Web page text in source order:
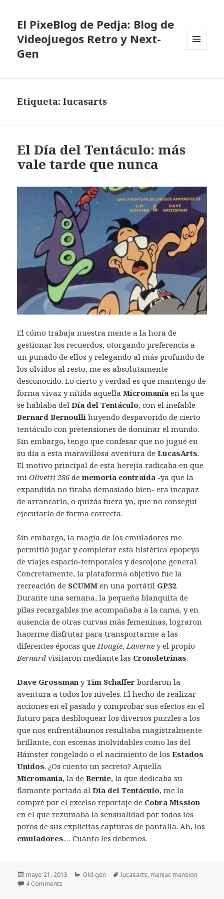
El PixeBlog de Pedja: Blog de
Videojuegos Retro y Next-
Gen
Etiqueta:lucasarts
El Día del Tentáculo: más
vale tarde que nunca
El cómo trabaja nuestra mente a la hora de
gestionar los recuerdos, otorgando preferencia a
un puñado de ellos y relegando al más profundo de
los olvidos al resto, me es absolutamente
desconocido. Lo cierto y verdad es que mantengo de
forma vivaz y nítida aquellaMicromaníaen la que
se hablaba delDía del Tentáculo, con el inefable
Bernard Bernoulli huyendo despavorido de cierto
tentáculo con pretensiones de dominar el mundo.
Sin embargo, tengo que confesar que no jugué en
su día a esta maravillosa aventura deLucasArts.
El motivo principal de esta herejía radicaba en que
miOlivetti 286dememoria contraída -ya que la
expandida no tiraba demasiado bien- era incapaz
de arrancarlo, o quizás fuera yo, que no conseguí
ejecutarlo de forma correcta.
Sin embargo, la magia de los emuladores me
permitió jugar y completar esta histérica epopeya
de viajes espacio-temporales y descojone general.
Concretamente, la plataforma objetivo fue la
recreación de SCUMMen una portátil GP32.
Durante una semana, la pequeña blanquita de
pilas recargables me acompañaba a la cama, y en
ausencia de otras curvas más femeninas, lograron
hacerme disfrutar para transportarme a las
diferentes épocas queHoagie,Laverney el propio
Bernardvisitaron mediante las Cronoletrinas.
Dave Grossman yTim Schaffer bordaron la
aventura a todos los niveles. El hecho de realizar
acciones en el pasado y comprobar sus efectos en el
futuro para desbloquear los diversos puzzles a los
que nos enfrentábamos resultaba magistralmente
brillante, con escenas inolvidables como las del
Hámster congelado o el nacimiento de los Estados
Unidos. ¿Os cuento un secreto? Aquella
Micromanía, la deBernie, la que dedicaba su
flamante portada alDía del Tentáculo, me la
compré por el excelso reportaje de Cobra Mission
en el que rezumaba la sensualidad por todos los
poros de sus explícitas capturas de pantalla. Ah, los
emuladores… Cuánto les debemos.
Publicado
el
mayo 21, 2013 Categorías
Old-gen Etiquetas
lucasarts, maniac mansion
4 Comments